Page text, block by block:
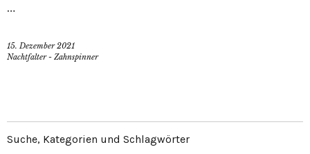
…
15. Dezember 2021
Nachtfalter - Zahnspinner
Suche, Kategorien und Schlagwörter